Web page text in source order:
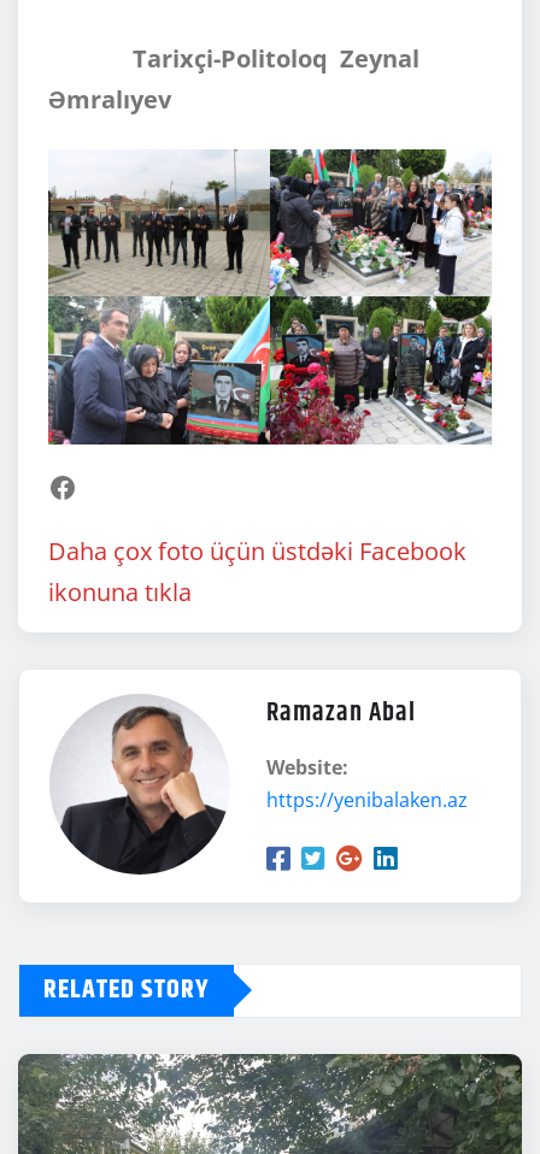
Tarixçi-Politoloq Zeynal
Əmralıyev
Facebook
Daha çox foto üçün üstdəki Facebook
ikonuna tıkla
Ramazan Abal
Website:
https://yenibalaken.az
RELATED STORY